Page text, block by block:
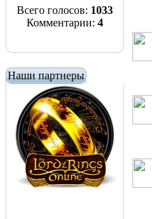
Всего голосов: 1033
Комментарии: 4
Наши партнеры